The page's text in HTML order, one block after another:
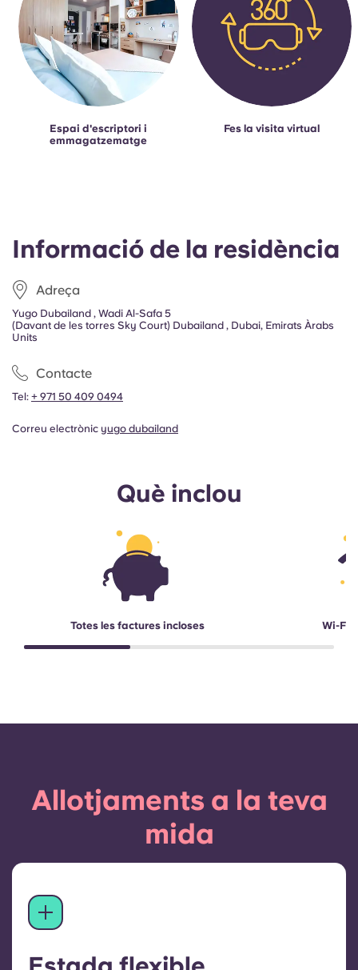
Informació de la residència
Adreça
Yugo Dubailand , Wadi Al-Safa 5
(Davant de les torres Sky Court) Dubailand , Dubai, Emirats Àrabs
Units
Contacte
Tel: + 971 50 409 0494
Correu electrònic yugo dubailand
Què inclou
Totes les factures incloses Wi-Fi
Espai d'escriptori i
emmagatzematge
Fes la visita virtual
Allotjaments a la teva
mida